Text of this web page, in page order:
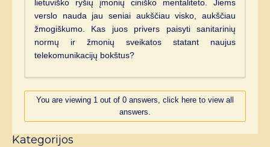
lietuviško ryšių įmonių ciniško mentaliteto. Jiems
verslo nauda jau seniai aukščiau visko, aukščiau
žmogiškumo. Kas juos privers paisyti sanitarinių
normų ir žmonių sveikatos statant naujus
telekomunikacijų bokštus?
You are viewing 1 out of 0 answers, click here to view all
answers.
Kategorijos